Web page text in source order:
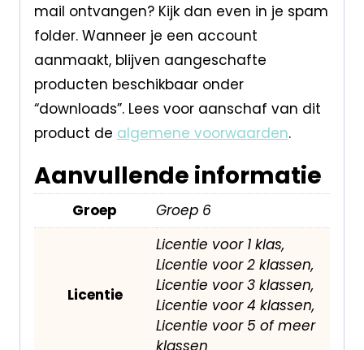
mail ontvangen? Kijk dan even in je spam
folder. Wanneer je een account
aanmaakt, blijven aangeschafte
producten beschikbaar onder
“downloads”. Lees voor aanschaf van dit
product de algemene voorwaarden.
Aanvullende informatie
Groep Groep 6
Licentie
Licentie voor 1 klas,
Licentie voor 2 klassen,
Licentie voor 3 klassen,
Licentie voor 4 klassen,
Licentie voor 5 of meer
klassen